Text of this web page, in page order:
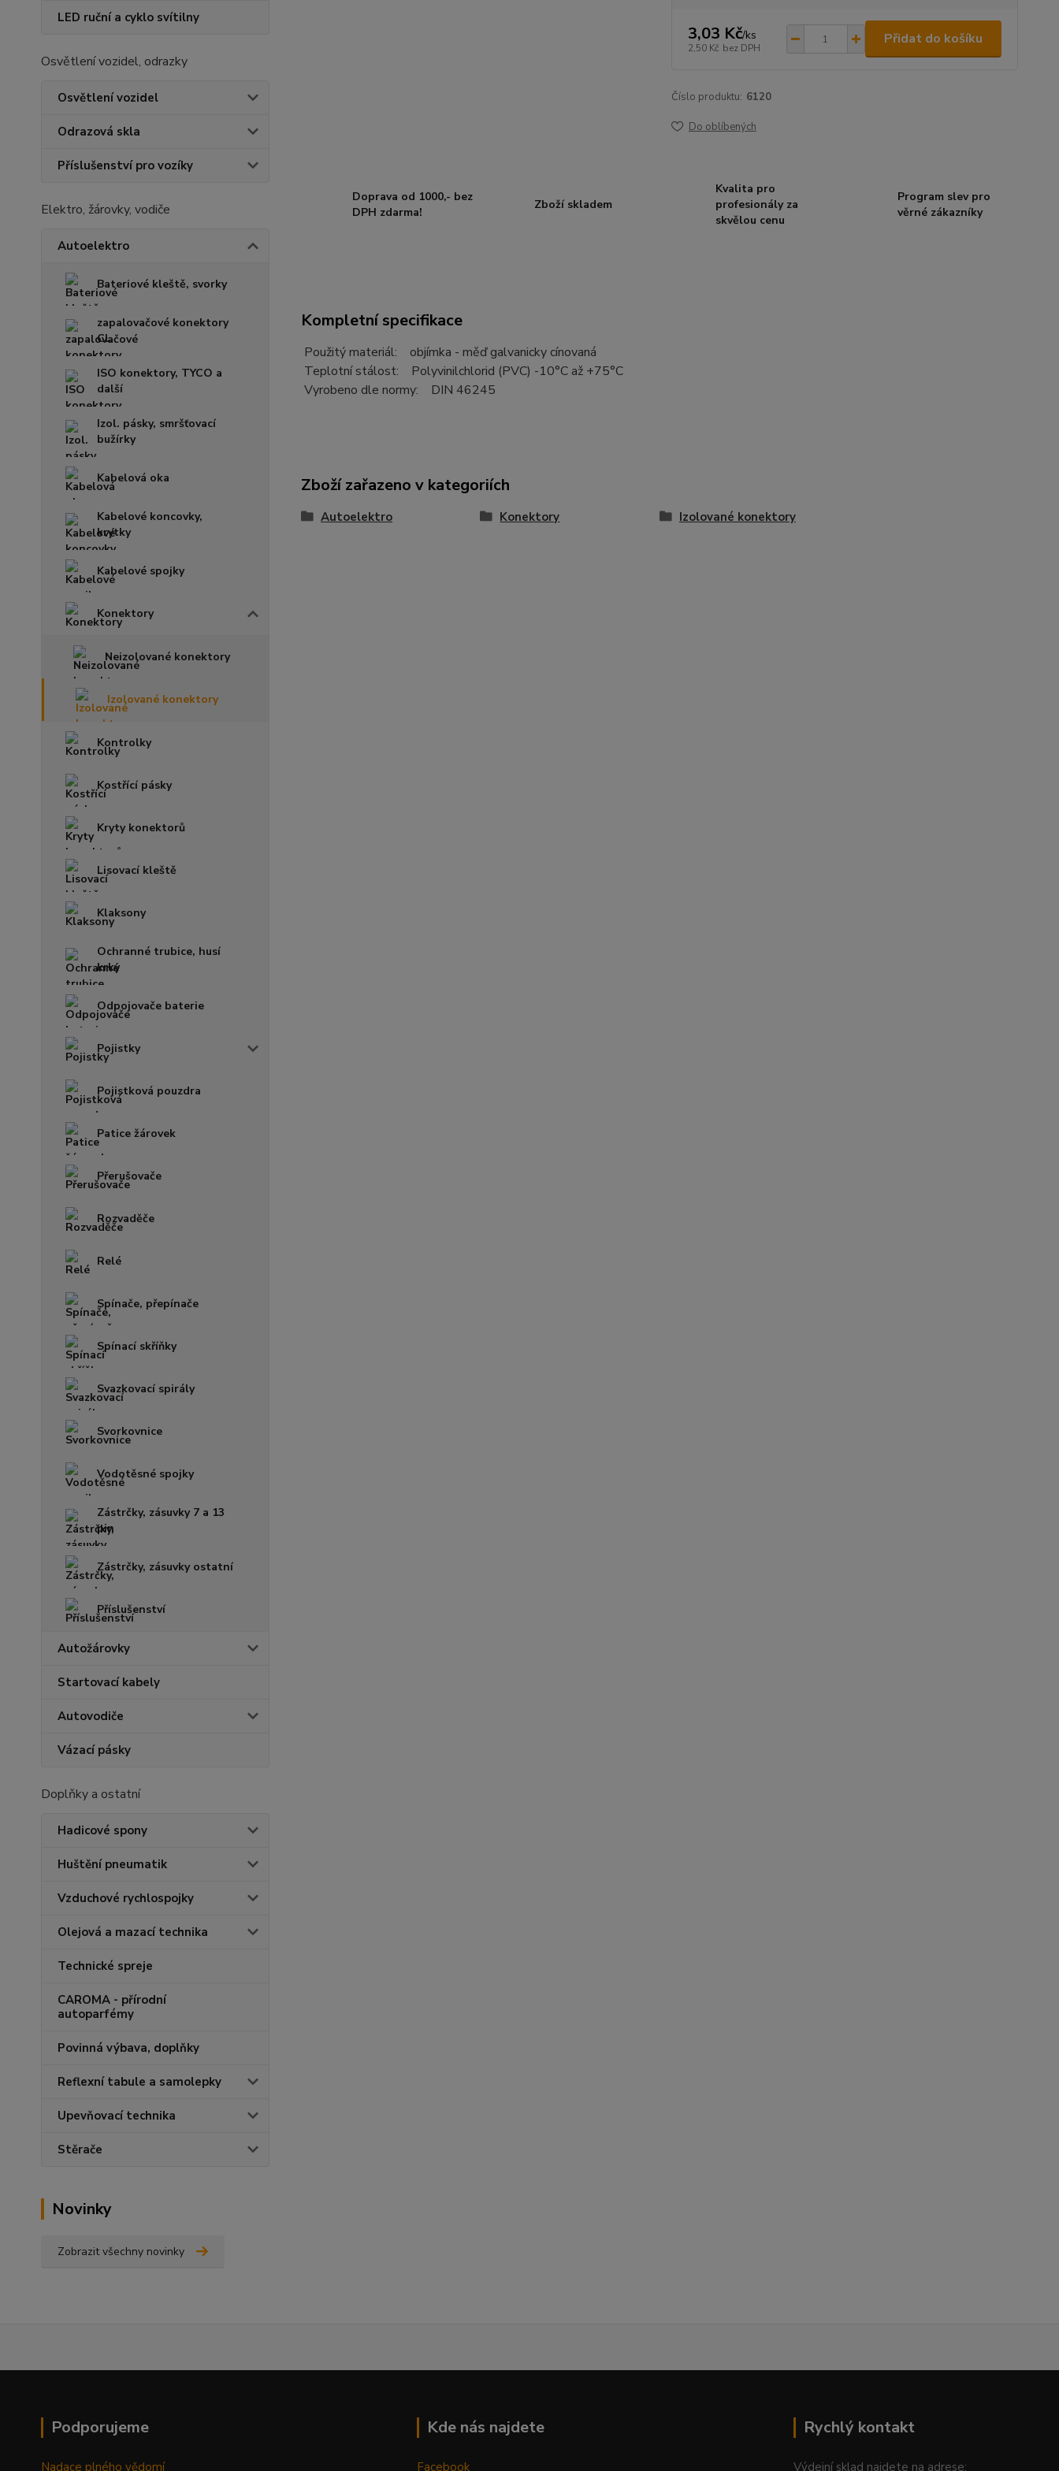
LED ruční a cyklo svítilny
Osvětlení vozidel, odrazky
Osvětlení vozidel
Odrazová skla
Příslušenství pro vozíky
Elektro, žárovky, vodiče
Autoelektro
Bateriové kleště, svorky
zapalovačové konektory
CL
ISO konektory, TYCO a
další
Izol. pásky, smršťovací
bužírky
Kabelová oka
Kabelové koncovky,
krytky
Kabelové spojky
Konektory
Neizolované konektory
Izolované konektory
Kontrolky
Kostřící pásky
Kryty konektorů
Lisovací kleště
Klaksony
Ochranné trubice, husí
krky
Odpojovače baterie
Pojistky
Pojistková pouzdra
Patice žárovek
Přerušovače
Rozvaděče
Relé
Spínače, přepínače
Spínací skříňky
Svazkovací spirály
Svorkovnice
Vodotěsné spojky
Zástrčky, zásuvky 7 a 13
pin
Zástrčky, zásuvky ostatní
Příslušenství
Autožárovky
Startovací kabely
Autovodiče
Vázací pásky
Doplňky a ostatní
Hadicové spony
Huštění pneumatik
Vzduchové rychlospojky
Olejová a mazací technika
Technické spreje
CAROMA - přírodní
autoparfémy
Povinná výbava, doplňky
Reflexní tabule a samolepky
Upevňovací technika
Stěrače
Novinky
Zobrazit všechny novinky
3,03 Kč/ks
2,50 Kč bez DPH
Přidat do košíku
Číslo produktu: 6120
Do oblíbených
Doprava od 1000,- bez
DPH zdarma!
Zboží skladem
Kvalita pro
profesionály za
skvělou cenu
Program slev pro
věrné zákazníky
Kompletní specifikace
Použitý materiál: objímka - měď galvanicky cínovaná
Teplotní stálost: Polyvinilchlorid (PVC) -10°C až +75°C
Vyrobeno dle normy: DIN 46245
Zboží zařazeno v kategoriích
Autoelektro Konektory Izolované konektory
Podporujeme
Nadace plného vědomí
Kde nás najdete
Facebook
Rychlý kontakt
Výdejní sklad najdete na adrese: